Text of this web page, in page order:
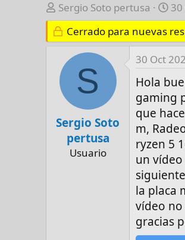
A
u
t
Sergio Soto pertusa
F
e
c
h
a
e
i
n
i
c
i
o
Cerrado para nuevas
S
Sergio Soto
pertusa
Usuario
30 Oct
Hola
gaming
que
m,
ryzen 5
un
la placa
vídeo
gracias